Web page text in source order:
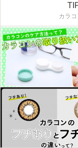
カラ